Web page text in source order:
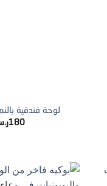
لوحة فندقية
180